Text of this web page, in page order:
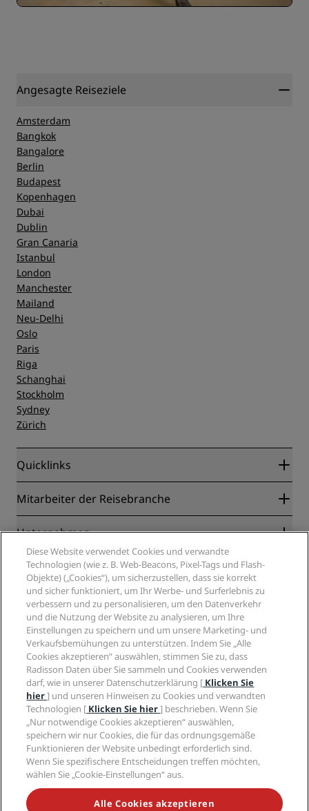
Angesagte Reiseziele
Amsterdam
Bangkok
Bangalore
Berlin
Budapest
Kopenhagen
Dubai
Dublin
Gran Canaria
Istanbul
London
Manchester
Mailand
Neu-Delhi
Oslo
Paris
Riga
Schanghai
Stockholm
Sydney
Zürich
Quicklinks
Radisson Rewards
Blog
Neue und aufstrebende Hotels
Radisson Hotels APP
„Sports Approved“-Hotels
Familienfreundliche Hotels
Gesundheit & Sicherheit
Mitarbeiter der Reisebranche
Partner
Reisebüros
Unternehmen
Radisson Hotel Group
Medien
Karriere RHG
Karriere PPHE
Karrieren EHL
The Club by RHG
Entwicklungsmöglichkeiten
Responsible Business – Unser Engagement
Einkauf
Rechtliches
Privacy Centre
Rechtliche Hinweise
Radisson Rewards Geschäftsbedingungen
Website-Nutzungsvereinbarung
Digitale Barrierefreiheit
Moderne Sklaverei – Erklärung
Hilfe
Verbrauchermeldungen
Kontakt
FAQ
Inhaltsübersicht
Soziale Medien
Marken von Radisson Hotels
VERPASSEN SIE NIEMALS UNSERE BELIEBTESTEN
ANGEBOTE
Diese Website verwendet Cookies und verwandte
Technologien (wie z. B. Web-Beacons, Pixel-Tags und Flash-
Objekte) („Cookies“), um sicherzustellen, dass sie korrekt
und sicher funktioniert, um Ihr Werbe- und Surferlebnis zu
verbessern und zu personalisieren, um den Datenverkehr
und die Nutzung der Website zu analysieren, um Ihre
Einstellungen zu speichern und um unsere Marketing- und
Verkaufsbemühungen zu unterstützen. Indem Sie „Alle
Cookies akzeptieren“ auswählen, stimmen Sie zu, dass
Radisson Daten über Sie sammeln und Cookies verwenden
darf, wie in unserer Datenschutzerklärung [ Klicken Sie
hier] und unseren Hinweisen zu Cookies und verwandten
Technologien [ Klicken Sie hier] beschrieben. Wenn Sie
„Nur notwendige Cookies akzeptieren“ auswählen,
speichern wir nur Cookies, die für das ordnungsgemäße
Funktionieren der Website unbedingt erforderlich sind.
Wenn Sie spezifischere Entscheidungen treffen möchten,
wählen Sie „Cookie-Einstellungen“ aus.
Alle Cookies akzeptieren